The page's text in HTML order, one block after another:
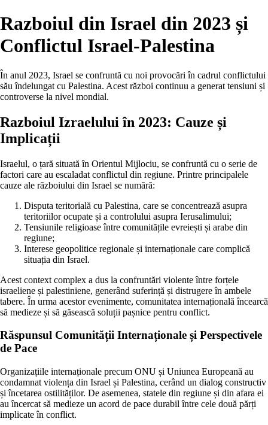
Razboiul din Israel din 2023 și
Conflictul Israel-Palestina
În anul 2023, Israel se confruntă cu noi provocări în cadrul conflictului
său îndelungat cu Palestina. Acest război continuu a generat tensiuni și
controverse la nivel mondial.
Razboiul Izraelului în 2023: Cauze și
Implicații
Israelul, o țară situată în Orientul Mijlociu, se confruntă cu o serie de
factori care au escaladat conflictul din regiune. Printre principalele
cauze ale războiului din Israel se numără:
Disputa teritorială cu Palestina, care se concentrează asupra
teritoriilor ocupate și a controlului asupra Ierusalimului;
Tensiunile religioase între comunitățile evreiești și arabe din
regiune;
Interese geopolitice regionale și internaționale care complică
situația din Israel.
Acest context complex a dus la confruntări violente între forțele
israeliene și palestiniene, generând suferință și distrugere în ambele
tabere. În urma acestor evenimente, comunitatea internațională încearcă
să medieze și să găsească soluții pașnice pentru conflict.
Răspunsul Comunității Internaționale și Perspectivele
de Pace
Organizațiile internaționale precum ONU și Uniunea Europeană au
condamnat violența din Israel și Palestina, cerând un dialog constructiv
și încetarea ostilităților. De asemenea, statele din regiune și din afara ei
au încercat să medieze un acord de pace durabil între cele două părți
implicate în conflict.